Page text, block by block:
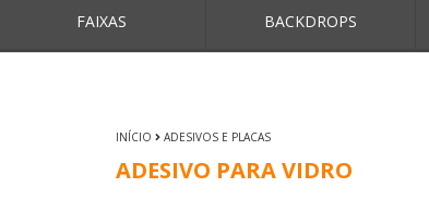
FAIXAS BACKDROPS
INÍCIO ADESIVOS E PLACAS
ADESIVO PARA VIDRO